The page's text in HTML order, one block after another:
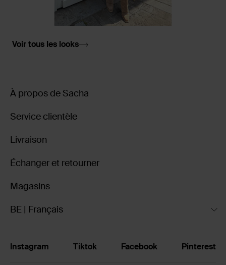
Voir tous les looks
À propos de Sacha
Service clientèle
Livraison
Échanger et retourner
Magasins
BE | Français
Instagram Tiktok Facebook Pinterest